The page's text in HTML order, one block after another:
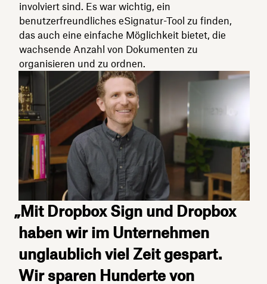
involviert sind. Es war wichtig, ein
benutzerfreundliches eSignatur-Tool zu finden,
das auch eine einfache Möglichkeit bietet, die
wachsende Anzahl von Dokumenten zu
organisieren und zu ordnen.
„Mit Dropbox Sign und Dropbox
haben wir im Unternehmen
unglaublich viel Zeit gespart.
Wir sparen Hunderte von